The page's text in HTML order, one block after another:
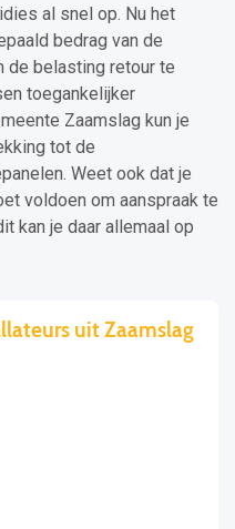
al snel op. Nu het
bedrag van de
de belasting retour te
toegankelijker
Zaamslag kun je
tot de
Weet ook dat je
voldoen om aanspraak te
kan je daar allemaal op
uit Zaamslag